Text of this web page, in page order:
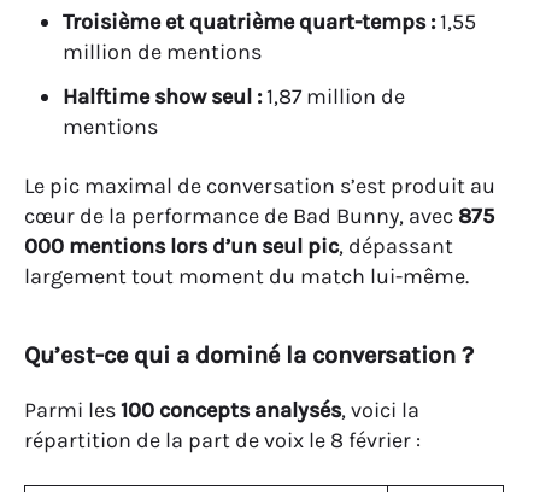
Troisième et quatrième quart-temps :1,55
million de mentions
Halftime show seul :1,87 million de
mentions
Le pic maximal de conversation s’est produit au
cœur de la performance de Bad Bunny, avec 875
000 mentions lors d’un seul pic, dépassant
largement tout moment du match lui-même.
Qu’est-ce qui a dominé la conversation ?
Parmi les100 concepts analysés, voici la
répartition de la part de voix le 8 février :